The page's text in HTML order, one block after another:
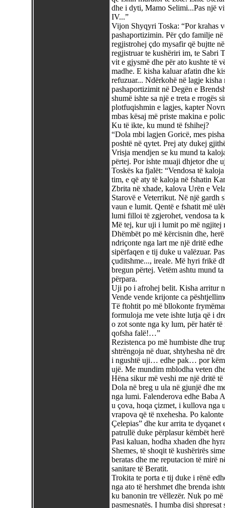
dhe i dyti, Mamo Selimi...Pas një
IV...”
Vijon Shyqyri Toska: “Por krahas
pashaportizimin. Për çdo familje
regjistrohej çdo mysafir që bujtte
regjistruar te kushëriri im, te Sabri
vit e gjysmë dhe për ato kushte të
madhe. E kisha kaluar afatin dhe
refuzuar... Ndërkohë në lagje
pashaportizimit në Degën e
shumë ishte sa një e treta e rrogës
plotfuqishmin e lagjes, kapter
mbas kësaj më priste makina e
Ku të ikte, ku mund të fshihej?
“Dola mbi lagjen Goricë, mes
poshtë në qytet. Prej aty dukej
Vrisja mendjen se ku mund ta
përtej. Por ishte muaji dhjetor
Toskës ka fjalët: “Vendosa të
tim, e që aty të kaloja në fshatin
Zbrita në xhade, kalova Urën e
Starovë e Veterrikut. Në një gardh
vaun e lumit. Qentë e fshatit më
lumi filloi të zgjerohet, vendosa ta
Më tej, kur uji i lumit po më ngjitej
Dhëmbët po më kërcisnin dhe,
ndriçonte nga lart me një dritë
sipërfaqen e tij duke u valëzuar.
çuditshme..., ireale. Më hyri frikë
bregun përtej. Vetëm ashtu mund
përpara.
Uji po i afrohej belit. Kisha arritur
Vende vende krijonte ca
Të ftohtit po më bllokonte
formuloja me vete ishte lutja që i
o zot sonte nga ky lum, për hatër
qofsha falë!…”
Rezistenca po më humbiste dhe
shtrëngoja në duar, shtyhesha në
i ngushtë uji… edhe pak… por
ujë. Me mundim mblodha veten
Hëna sikur më veshi me një dritë
Dola në breg u ula në gjunjë dhe
nga lumi. Falenderova edhe Baba
u çova, hoqa çizmet, i kullova nga
vrapova që të nxehesha. Po
Çelepias” dhe kur arrita te dyqanet
patrullë duke përplasur këmbët
Pasi kaluan, hodha xhaden dhe
Shemes, të shoqit të kushërirës
beratas dhe me reputacion të mirë
sanitare të Beratit.
Trokita te porta e tij duke i rënë
nga ato të hershmet dhe brenda
ku banonin tre vëllezër. Nuk po
pasmesnatës. I humba disi